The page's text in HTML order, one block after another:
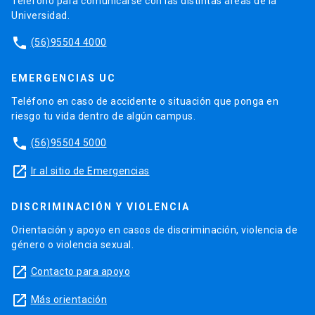
Universidad.
phone (56)95504 4000
EMERGENCIAS UC
Teléfono en caso de accidente o situación que ponga en
riesgo tu vida dentro de algún campus.
phone (56)95504 5000
launch Ir al sitio de Emergencias
DISCRIMINACIÓN Y VIOLENCIA
Orientación y apoyo en casos de discriminación, violencia de
género o violencia sexual.
launch Contacto para apoyo
launch Más orientación